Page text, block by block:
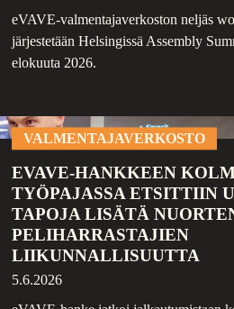
eVAVE-valmentajaverkoston neljäs
järjestetään Helsingissä Assembly
elokuuta 2026.
VALMENTAJAVERKOSTO
EVAVE-HANKKEEN
TYÖPAJASSA ETSITTIIN
TAPOJA LISÄTÄ
PELIHARRASTAJIEN
LIIKUNNALLISUUTTA
5.6.2026